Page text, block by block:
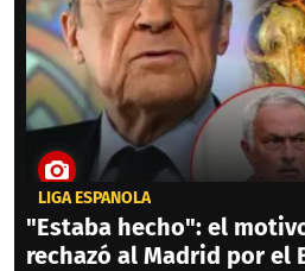
LIGA ESPAÑOLA
"Estaba hecho": el
rechazó al Madrid por el